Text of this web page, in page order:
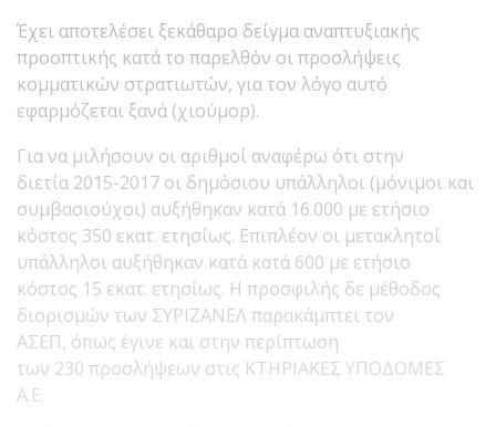
Έχει αποτελέσει ξεκάθαρο δείγμα αναπτυξιακής
προοπτικής κατά το παρελθόν οι προσλήψεις
κομματικών στρατιωτών, για τον λόγο αυτό
εφαρμόζεται ξανά (χιούμορ).
Για να μιλήσουν οι αριθμοί αναφέρω ότι στην
διετία 2015-2017 οι δημόσιου υπάλληλοι (μόνιμοι και
συμβασιούχοι) αυξήθηκαν κατά 16.000 με ετήσιο
κόστος 350 εκατ. ετησίως. Επιπλέον οι μετακλητοί
υπάλληλοι αυξήθηκαν κατά κατά 600 με ετήσιο
κόστος 15 εκατ. ετησίως. Η προσφιλής δε μέθοδος
διορισμών των ΣΥΡΙΖΑΝΕΛ παρακάμπτει τον
ΑΣΕΠ, όπως έγινε και στην περίπτωση
των 230 προσλήψεων στις ΚΤΗΡΙΑΚΕΣ ΥΠΟΔΟΜΕΣ
Α.Ε.